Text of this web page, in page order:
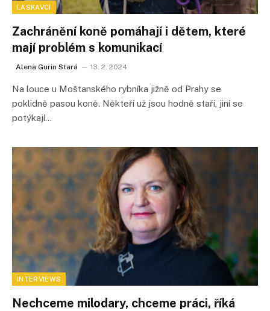
LASKAVCI
Zachránění koně pomáhají i dětem, které
mají problém s komunikací
Alena Gurin Stará 13. 2. 2024
Na louce u Moštanského rybníka jižně od Prahy se
poklidně pasou koně. Někteří už jsou hodně staří, jiní se
potýkají…
INTERVIEWS
Nechceme milodary, chceme práci, říká